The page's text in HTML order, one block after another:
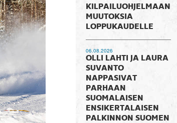
KILPAILUOHJELMAAN
MUUTOKSIA
LOPPUKAUDELLE
06.08.2026
OLLI LAHTI JA LAURA
SUVANTO
NAPPASIVAT
PARHAAN
SUOMALAISEN
ENSIKERTALAISEN
PALKINNON SUOMEN